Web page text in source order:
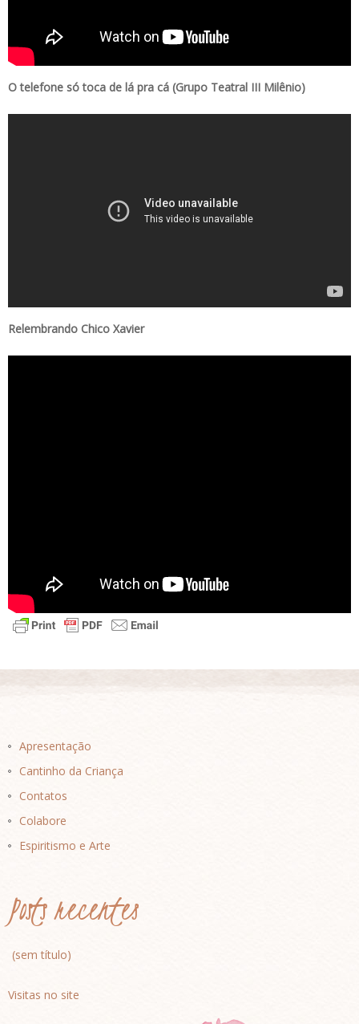
O telefone só toca de lá pra cá (Grupo Teatral III Milênio)
Relembrando Chico Xavier
Apresentação
Cantinho da Criança
Contatos
Colabore
Espiritismo e Arte
Posts recentes
(sem título)
Visitas no site